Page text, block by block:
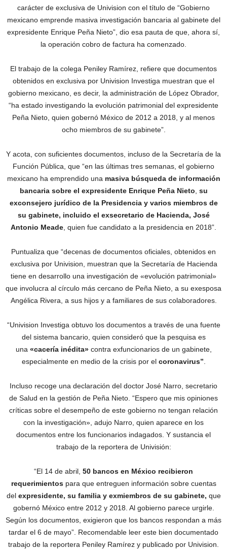
carácter de exclusiva de Univision con el título de “Gobierno
mexicano emprende masiva investigación bancaria al gabinete del
expresidente Enrique Peña Nieto”, dio esa pauta de que, ahora sí,
la operación cobro de factura ha comenzado.
El trabajo de la colega Peniley Ramírez, refiere que documentos
obtenidos en exclusiva por Univision Investiga muestran que el
gobierno mexicano, es decir, la administración de López Obrador,
“ha estado investigando la evolución patrimonial del expresidente
Peña Nieto, quien gobernó México de 2012 a 2018, y al menos
ocho miembros de su gabinete”.
Y acota, con suficientes documentos, incluso de la Secretaría de la
Función Pública, que “en las últimas tres semanas, el gobierno
mexicano ha emprendido una masiva búsqueda de información
bancaria sobre el expresidente Enrique Peña Nieto su
exconsejero jurídico de la Presidencia y varios miembros de
su gabinete, incluido el exsecretario de Hacienda, José
Antonio Meade , quien fue candidato a la presidencia en 2018”.
Puntualiza que “decenas de documentos oficiales, obtenidos en
exclusiva por Univision, muestran que la Secretaría de Hacienda
tiene en desarrollo una investigación de «evolución patrimonial»
que involucra al círculo más cercano de Peña Nieto, a su exesposa
Angélica Rivera, a sus hijos y a familiares de sus colaboradores.
“Univision Investiga obtuvo los documentos a través de una fuente
del sistema bancario, quien consideró que la pesquisa es
una «cacería inédita»contra exfuncionarios de un gabinete,
especialmente en medio de la crisis por el coronavirus”
Incluso recoge una declaración del doctor José Narro, secretario
de Salud en la gestión de Peña Nieto. “Espero que mis opiniones
críticas sobre el desempeño de este gobierno no tengan relación
con la investigación», adujo Narro, quien aparece en los
documentos entre los funcionarios indagados. Y sustancia el
trabajo de la reportera de Univisión:
“El 14 de abril, 50 bancos en México recibieron
requerimientospara que entreguen información sobre cuentas
del expresidente, su familia y exmiembros de su gabinete, que
gobernó México entre 2012 y 2018. Al gobierno parece urgirle.
Según los documentos, exigieron que los bancos respondan a más
tardar el 6 de mayo”. Recomendable leer este bien documentado
trabajo de la reportera Peniley Ramírez y publicado por Univision.